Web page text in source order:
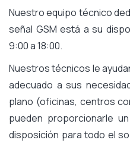
Nuestro equipo técnico
señal GSM está a su
9:00 a 18:00.
Nuestros técnicos le
adecuado a sus
plano (oficinas, centros
pueden proporcionarle
disposición para todo el